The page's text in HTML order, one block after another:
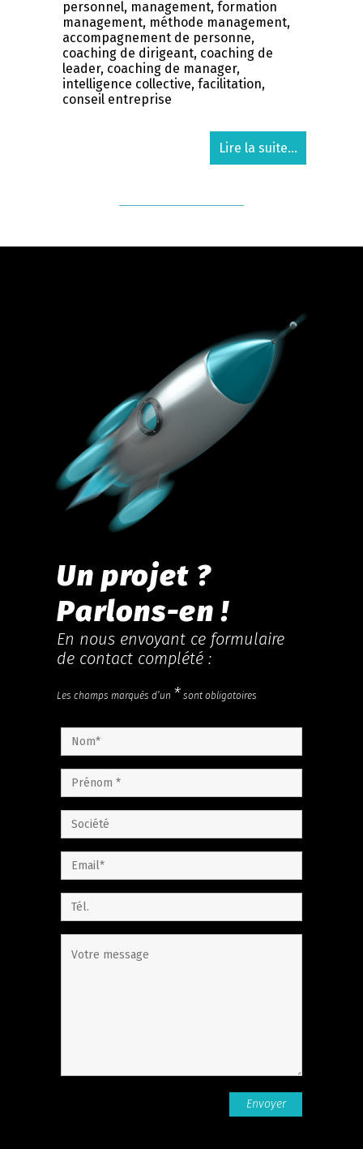
personnel, management, formation
management, méthode management,
accompagnement de personne,
coaching de dirigeant, coaching de
leader, coaching de manager,
intelligence collective, facilitation,
conseil entreprise
Lire la suite...
Un projet ?
Parlons-en !
En nous envoyant ce formulaire
de contact complété :
Les champs marqués d’un * sont obligatoires